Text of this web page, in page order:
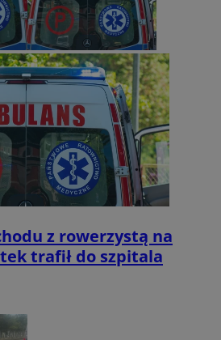
z rowerzystą na
trafił do szpitala